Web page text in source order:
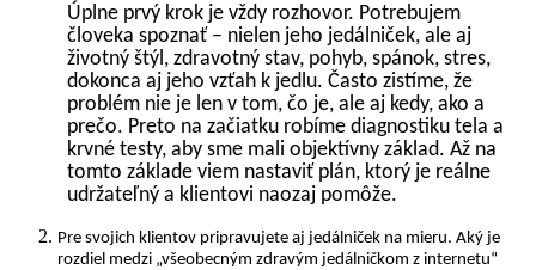
Úplne prvý krok je vždy rozhovor. Potrebujem
človeka spoznať – nielen jeho jedálniček, ale aj
životný štýl, zdravotný stav, pohyb, spánok, stres,
dokonca aj jeho vzťah k jedlu. Často zistíme, že
problém nie je len v tom, čo je, ale aj kedy, ako a
prečo. Preto na začiatku robíme diagnostiku tela a
krvné testy, aby sme mali objektívny základ. Až na
tomto základe viem nastaviť plán, ktorý je reálne
udržateľný a klientovi naozaj pomôže.
Pre svojich klientov pripravujete aj jedálniček na mieru. Aký je
rozdiel medzi „všeobecným zdravým jedálničkom z internetu“